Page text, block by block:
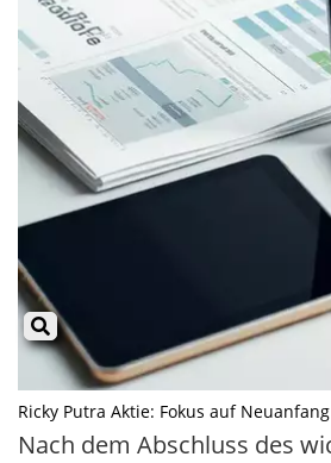
Ricky Putra Aktie: Fokus auf
Nach dem Abschluss des